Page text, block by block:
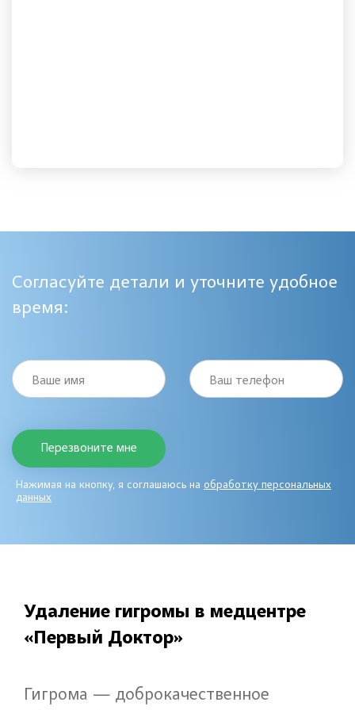
Согласуйте детали и уточните удобное
время:
Ваше имя Ваш телефон
Нажимая на кнопку, я соглашаюсь на обработку персональных
данных
Удаление гигромы в медцентре
«Первый Доктор»
Гигрома — доброкачественное